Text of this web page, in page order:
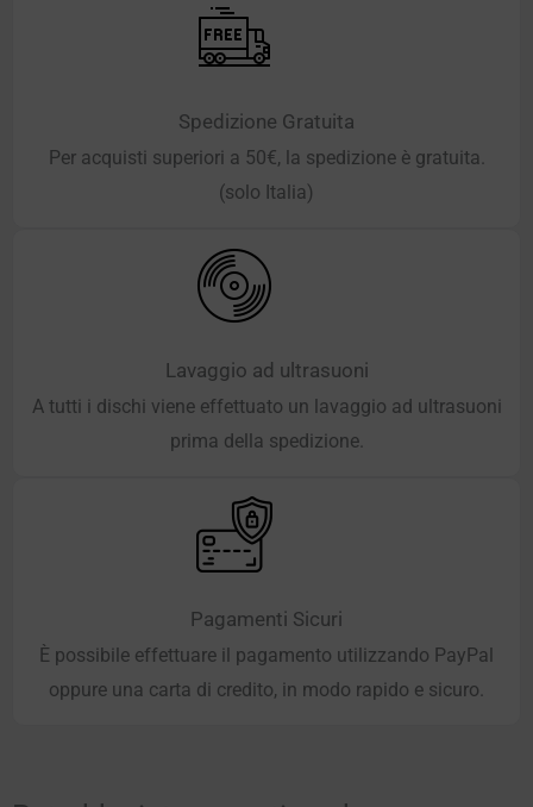
Spedizione Gratuita
Per acquisti superiori a 50€, la spedizione è gratuita.
(solo Italia)
Lavaggio ad ultrasuoni
A tutti i dischi viene effettuato un lavaggio ad ultrasuoni
prima della spedizione.
Pagamenti Sicuri
È possibile effettuare il pagamento utilizzando PayPal
oppure una carta di credito, in modo rapido e sicuro.